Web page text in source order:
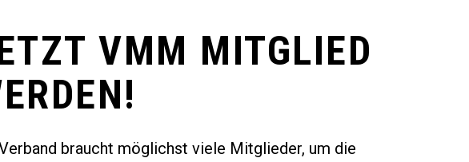
VMM MITGLIED
braucht möglichst viele Mitglieder, um die